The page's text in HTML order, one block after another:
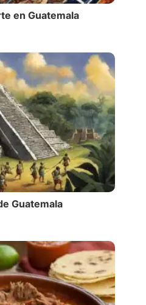
en Guatemala
Guatemala